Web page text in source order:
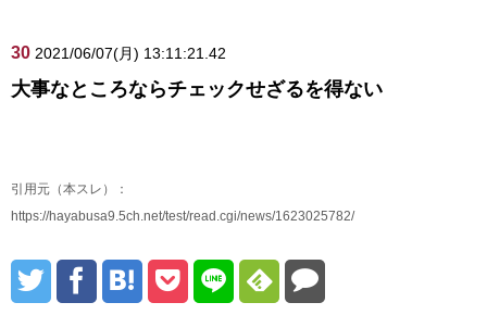
30 2021/06/07(月) 13:11:21.42
大事なところならチェックせざるを得ない
引用元（本スレ）：
https://hayabusa9.5ch.net/test/read.cgi/news/1623025782/